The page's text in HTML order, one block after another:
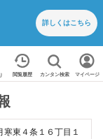
詳しくはこちら
閲覧履歴 カンタン検索 マイページ
寒東４条１６丁目１